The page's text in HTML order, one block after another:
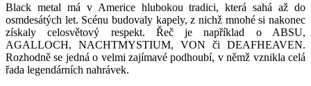
Black metal má v Americe hlubokou tradici, která sahá až do
osmdesátých let. Scénu budovaly kapely, z nichž mnohé si nakonec
získaly celosvětový respekt. Řeč je například o ABSU,
AGALLOCH, NACHTMYSTIUM, VON či DEAFHEAVEN.
Rozhodně se jedná o velmi zajímavé podhoubí, v němž vznikla celá
řada legendárních nahrávek.